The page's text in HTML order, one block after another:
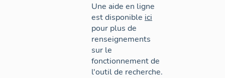
Une aide en ligne
est disponible ici
pour plus de
renseignements
sur le
fonctionnement de
l'outil de recherche.